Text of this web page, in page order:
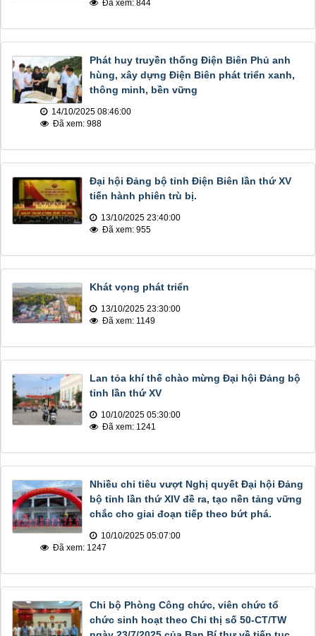
Đã xem: 844
Phát huy truyền thống Điện Biên Phủ anh
hùng, xây dựng Điện Biên phát triển xanh,
thông minh, bền vững
14/10/2025 08:46:00
Đã xem: 988
Đại hội Đảng bộ tỉnh Điện Biên lần thứ XV
tiến hành phiên trù bị.
13/10/2025 23:40:00
Đã xem: 955
Khát vọng phát triển
13/10/2025 23:30:00
Đã xem: 1149
Lan tỏa khí thế chào mừng Đại hội Đảng bộ
tỉnh lần thứ XV
10/10/2025 05:30:00
Đã xem: 1241
Nhiều chỉ tiêu vượt Nghị quyết Đại hội Đảng
bộ tỉnh lần thứ XIV đề ra, tạo nền tảng vững
chắc cho giai đoạn tiếp theo bứt phá.
10/10/2025 05:07:00
Đã xem: 1247
Chi bộ Phòng Công chức, viên chức tổ
chức sinh hoạt theo Chỉ thị số 50-CT/TW